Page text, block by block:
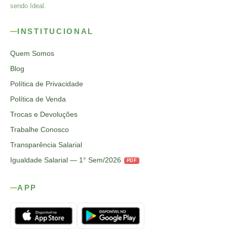
sendo Ideal.
INSTITUCIONAL
Quem Somos
Blog
Política de Privacidade
Política de Venda
Trocas e Devoluções
Trabalhe Conosco
Transparência Salarial
Igualdade Salarial — 1° Sem/2026
PDF
APP